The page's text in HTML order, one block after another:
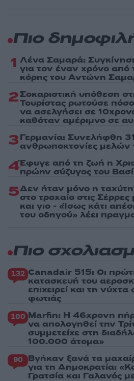
Πιο
1 Λένα Σαμαρά:
για τον έναν χρόνο από
κόρης του Αντώνη
2Σοκαριστική υπόθεση
Τουρίστας ρωτούσε
να ασελγήσει σε
καθόταν αμέριμνο σε
3Γερμανία: Συνελήφθη
ανθρωποκτονίες
4Έφυγε από τη ζωή η
πρώην σύζυγος του
5Δεν ήταν μόνο η
στο τροχαίο στις
και γιο - «Ίσως κάτι
του οδηγού» λέει
Πιο
132 Canadair 515: Οι
κατασκευή του
επιχειρεί και τη
φωτιάς
100 Marfin: Η 46χρονη
να απολογηθεί την
συμμετείχε στη
100.000 άτομα»
90 Βγήκαν ξανά τα
για τη Δημοκρατία:
Γρατσία και Γαλανός